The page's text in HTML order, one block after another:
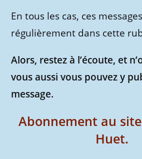
En tous les cas, ces
régulièrement dans cette
Alors, restez à l’écoute, et
vous aussi vous pouvez y
message.
Abonnement au
Huet.